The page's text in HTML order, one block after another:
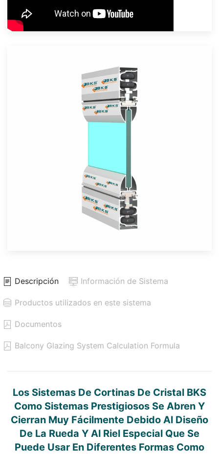
Descripción Información de Sistema
Productos utilizados en este sistema
Documentos
Balcony Glazing System Calculation Formula
Los Sistemas De Cortinas De Cristal BKS
Como Sistemas Prestigiosos Se Abren Y
Cierran Muy Fácilmente Debido Al Diseño
De La Rueda Y Al Riel Especial Que Se
Puede Usar En Diferentes Formas Como